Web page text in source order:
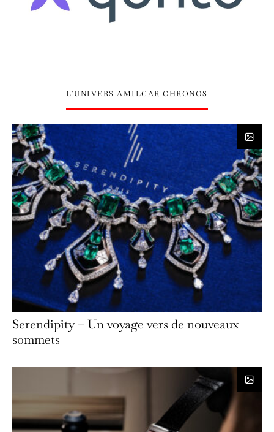
L’UNIVERS AMILCAR CHRONOS
Serendipity – Un voyage vers de nouveaux
sommets